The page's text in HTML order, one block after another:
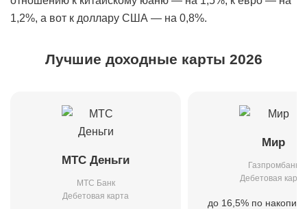
1,2%, а вот к доллару США — на 0,8%.
Лучшие доходные карты 2026
МТС Деньги
МТС Банк
Дебетовая карта
Мир
Газпромбанк
Дебетовая карта
до 16,5% по